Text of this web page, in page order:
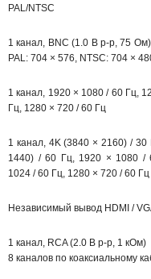
PAL/NTSC
1 канал, BNC (1.0 В p-p, 75
PAL: 704 × 576, NTSC: 704 ×
1 канал, 1920 × 1080 / 60 Гц,
Гц, 1280 × 720 / 60 Гц
1 канал, 4K (3840 × 2160) / 30
1440) / 60 Гц, 1920 × 1080 /
1024 / 60 Гц, 1280 × 720 / 60 Гц
Независимый вывод HDMI /
1 канал, RCA (2.0 В p-p, 1 кОм)
8 каналов по коаксиальному